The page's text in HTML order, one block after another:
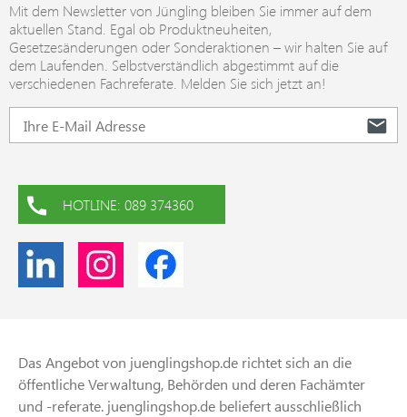
Mit dem Newsletter von Jüngling bleiben Sie immer auf dem
aktuellen Stand. Egal ob Produktneuheiten,
Gesetzesänderungen oder Sonderaktionen – wir halten Sie auf
dem Laufenden. Selbstverständlich abgestimmt auf die
verschiedenen Fachreferate. Melden Sie sich jetzt an!
HOTLINE: 089 374360
Das Angebot von juenglingshop.de richtet sich an die
öffentliche Verwaltung, Behörden und deren Fachämter
und -referate. juenglingshop.de beliefert ausschließlich